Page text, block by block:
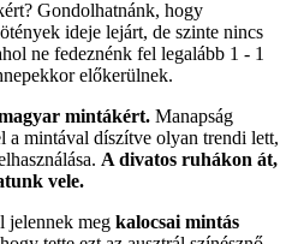
Gondolhatnánk, hogy
ideje lejárt, de szinte nincs
ne fedeznénk fel legalább 1 - 1
előkerülnek.
mintákért. Manapság
a mintával díszítve olyan trendi lett,
A divatos ruhákon át,
vele.
jelennek meg kalocsai mintás